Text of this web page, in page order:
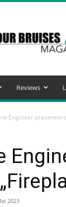
Your
Bruises
Magazine
Reviews
Engineer
2023